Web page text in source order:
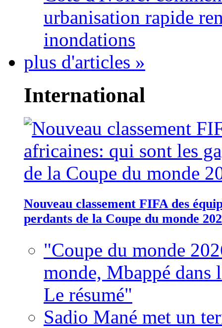
urbanisation rapide
inondations
plus d'articles »
International
Nouveau classement FIFA des
perdants de la Coupe du monde
"Coupe du monde
monde, Mbappé dans
Le résumé"
Sadio Mané met un